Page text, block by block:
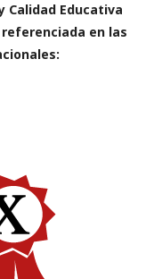
Calidad Educativa
referenciada en las